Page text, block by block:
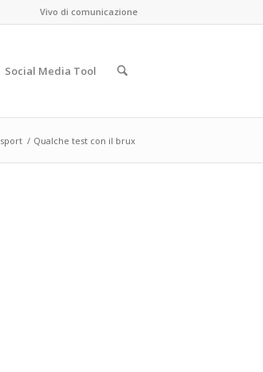
Vivo di comunicazione
Social Media Tool
sport / Qualche test con il brux